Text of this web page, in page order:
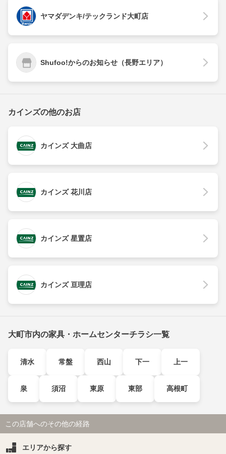
ヤマダデンキ/テックランド大町店
Shufoo!からのお知らせ（長野エリア）
カインズの他のお店
カインズ 大曲店
カインズ 花川店
カインズ 星置店
カインズ 亘理店
大町市内の家具・ホームセンターチラシ一覧
清水 常盤 西山 下一 上一
泉 須沼 東原 東部 高根町
この店舗へのその他の経路
エリアから探す